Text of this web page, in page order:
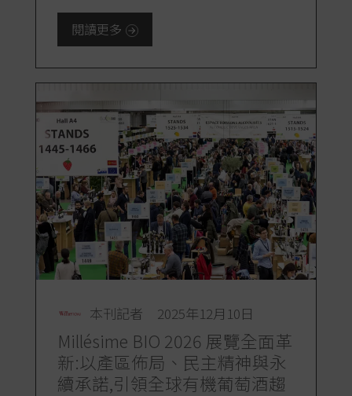
閱讀更多
本刊記者 2025年12月10日
Millésime BIO 2026 展覽全面革
新:以產區佈局、民主精神與永
續承諾,引領全球有機葡萄酒趨